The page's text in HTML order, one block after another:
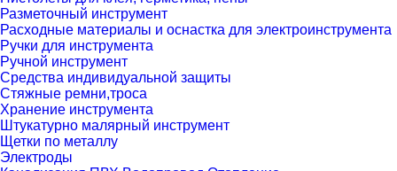
Разметочный инструмент
Расходные материалы и оснастка для электроинструмента
Ручки для инструмента
Ручной инструмент
Средства индивидуальной защиты
Стяжные ремни,троса
Хранение инструмента
Штукатурно малярный инструмент
Щетки по металлу
Электроды